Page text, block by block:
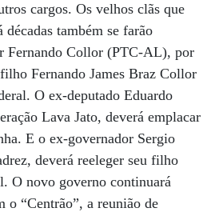
cargos. Os velhos clãs que
também se farão
Fernando Collor (PTC-AL), por
Fernando James Braz Collor
O ex-deputado Eduardo
Lava Jato, deverá emplacar
E o ex-governador Sergio
deverá reeleger seu filho
O novo governo continuará
o “Centrão”, a reunião de